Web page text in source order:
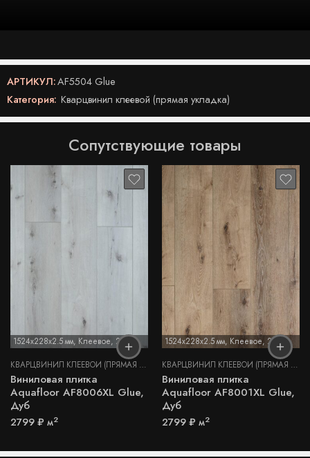
АРТИКУЛ:AF5504 Glue
Категория: Кварцвинил клеевой (прямая укладка)
Сопутствующие товары
1524x228x2.5 мм, Клеевое, 2,5 мм
КВАРЦВИНИЛ КЛЕЕВОЙ (ПРЯМАЯ УКЛАДКА)
Виниловая плитка
Aquafloor AF8006XL Glue,
Дуб
2799₽ м2
1524x228x2.5 мм, Клеевое, 2,5 мм
КВАРЦВИНИЛ КЛЕЕВОЙ (ПРЯМАЯ УКЛАДКА)
Виниловая плитка
Aquafloor AF8001XL Glue,
Дуб
2799₽ м2